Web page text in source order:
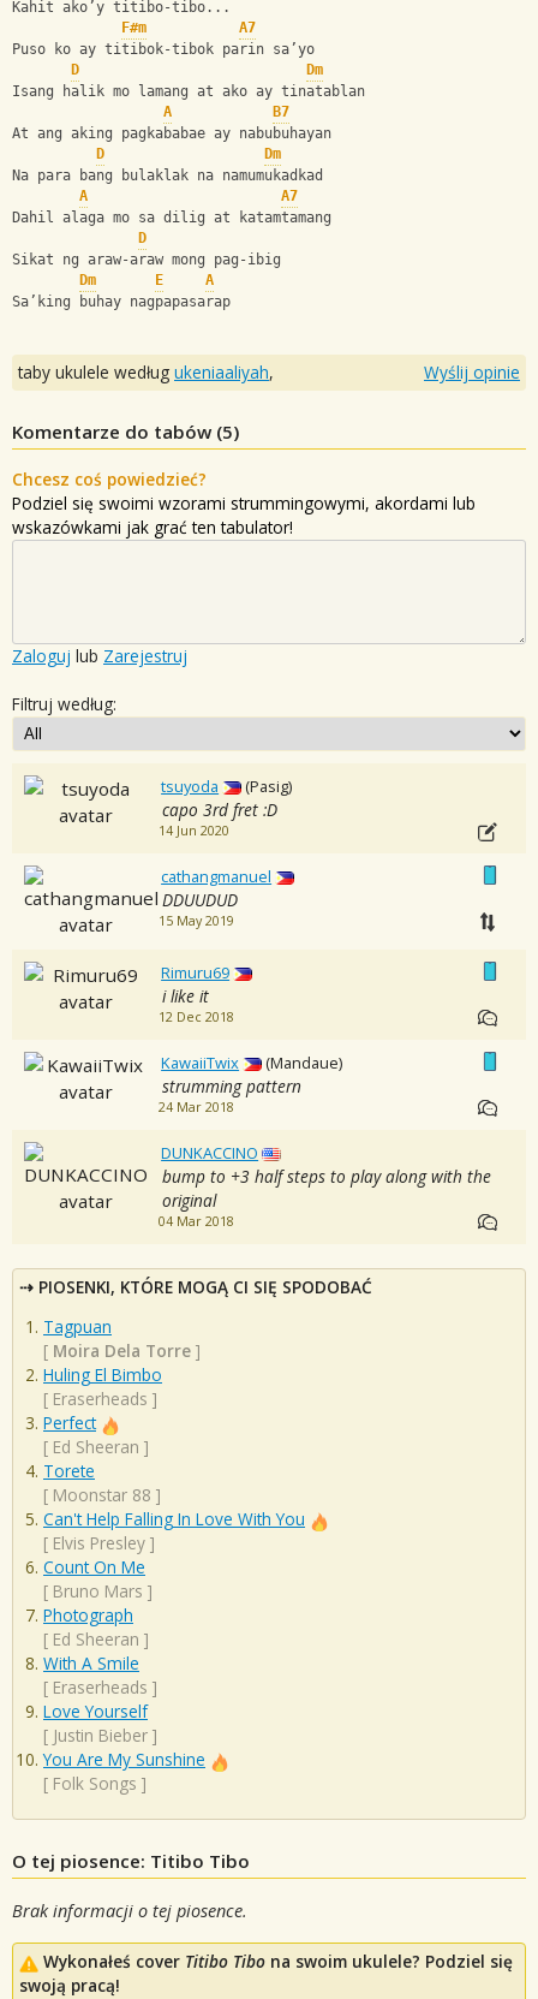
Kahit ako’y titibo-tibo...
F#m
A7
Puso ko ay titibok-tibok parin sa’yo
D
Dm
Isang halik mo lamang at ako ay tinatablan
A
B7
At ang aking pagkababae ay nabubuhayan
D
Dm
Na para bang bulaklak na namumukadkad
A
A7
Dahil alaga mo sa dilig at katamtamang
D
Sikat ng araw-araw mong pag-ibig
Dm
E
A
Sa’king buhay nagpapasarap
taby ukulele według ukeniaaliyah, Wyślij opinie
Komentarze do tabów (5)
Chcesz coś powiedzieć?
Podziel się swoimi wzorami strummingowymi, akordami lub
wskazówkami jak grać ten tabulator!
Zaloguj lub Zarejestruj
Filtruj według:
tsuyoda (Pasig)
capo 3rd fret :D
14 Jun 2020
cathangmanuel
DDUUDUD
15 May 2019
Rimuru69
i like it
12 Dec 2018
KawaiiTwix (Mandaue)
strumming pattern
24 Mar 2018
DUNKACCINO
bump to +3 half steps to play along with the
original
04 Mar 2018
PIOSENKI, KTÓRE MOGĄ CI SIĘ SPODOBAĆ
Tagpuan
[ Moira Dela Torre ]
Huling El Bimbo
[ Eraserheads ]
Perfect
[ Ed Sheeran ]
Torete
[ Moonstar 88 ]
Can't Help Falling In Love With You
[ Elvis Presley ]
Count On Me
[ Bruno Mars ]
Photograph
[ Ed Sheeran ]
With A Smile
[ Eraserheads ]
Love Yourself
[ Justin Bieber ]
You Are My Sunshine
[ Folk Songs ]
O tej piosence: Titibo Tibo
Brak informacji o tej piosence.
Wykonałeś cover Titibo Tibo na swoim ukulele? Podziel się
swoją pracą!